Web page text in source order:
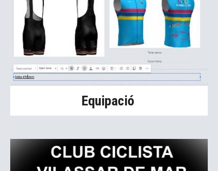
Equipació